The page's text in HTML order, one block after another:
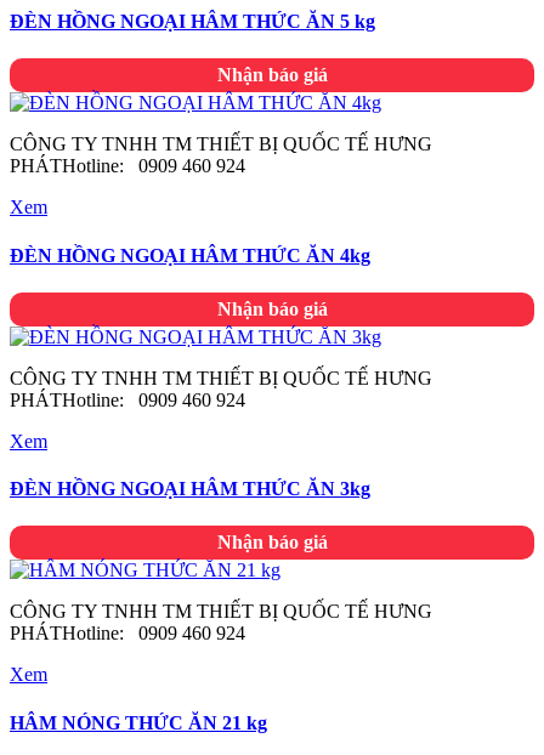
ĐÈN HỒNG NGOẠI HÂM THỨC ĂN 5 kg
Nhận báo giá
CÔNG TY TNHH TM THIẾT BỊ QUỐC TẾ HƯNG
PHÁTHotline: 0909 460 924
Xem
ĐÈN HỒNG NGOẠI HÂM THỨC ĂN 4kg
Nhận báo giá
CÔNG TY TNHH TM THIẾT BỊ QUỐC TẾ HƯNG
PHÁTHotline: 0909 460 924
Xem
ĐÈN HỒNG NGOẠI HÂM THỨC ĂN 3kg
Nhận báo giá
CÔNG TY TNHH TM THIẾT BỊ QUỐC TẾ HƯNG
PHÁTHotline: 0909 460 924
Xem
HÂM NÓNG THỨC ĂN 21 kg